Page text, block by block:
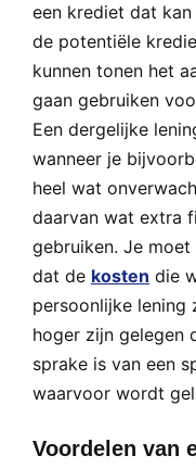
een krediet dat
de potentiële
kunnen tonen het
gaan gebruiken
Een dergelijke
wanneer je
heel wat
daarvan wat extra
gebruiken. Je
dat de kosten die
persoonlijke lening
hoger zijn gelegen
sprake is van een
waarvoor wordt
Voordelen van